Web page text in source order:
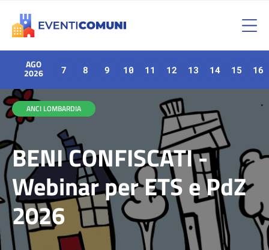
AGO
2026 7 8 9 10 11 12 13 14 15 16
ANCI LOMBARDIA
BENI CONFISCATI -
Webinar per ETS e PdZ
2026